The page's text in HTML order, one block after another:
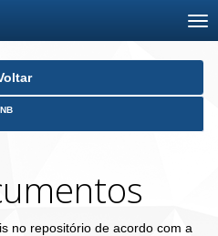
no repositório de acordo com a